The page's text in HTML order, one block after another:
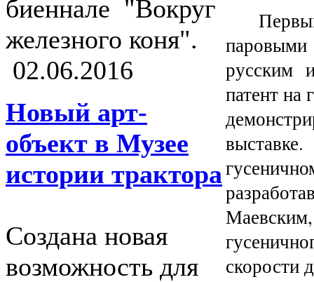
биеннале "Вокруг
железного коня".
02.06.2016
Новый арт-
объект в Музее
истории трактора
Создана новая
возможность для
русским
патент на
скорости